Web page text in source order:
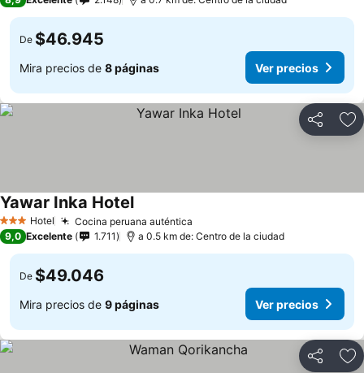
De $46.945
Mira precios de 8 páginas Ver precios
Compartir
3 Estrellas
Hotel Cocina peruana auténtica
Yawar Inka Hotel
9,0 Excelente 1.711 a 0.5 km de: Centro de la ciudad
De $49.046
Mira precios de 9 páginas Ver precios
Compartir